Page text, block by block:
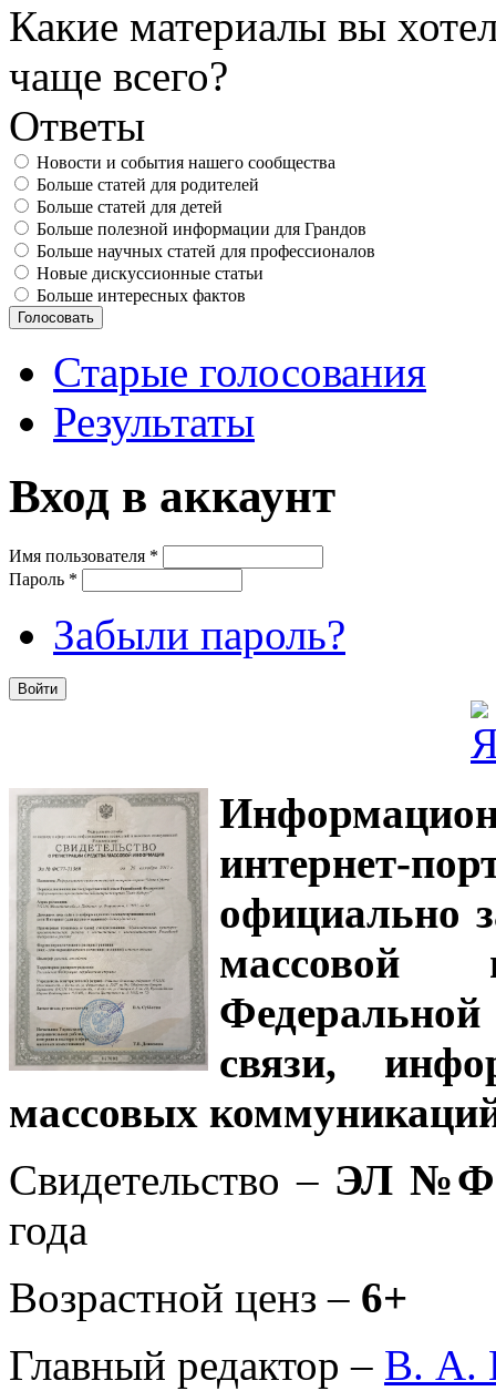
Какие материалы вы
чаще всего?
Ответы
Новости и события нашего сообщества
Больше статей для родителей
Больше статей для детей
Больше полезной информации для Грандов
Больше научных статей для профессионалов
Новые дискуссионные статьи
Больше интересных фактов
Старые голосования
Результаты
Вход в аккаунт
Имя пользователя *
Пароль *
Забыли пароль?
интернет-
официально
связи,
массовых
Свидетельство – ЭЛ
года
Возрастной ценз – 6+
Главный редактор – В. А.